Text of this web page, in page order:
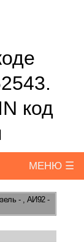
код
МЕНЮ ☰
- , АИ92 -